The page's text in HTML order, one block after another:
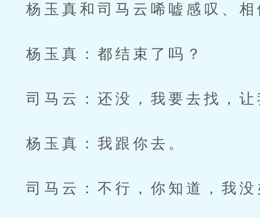
杨玉真和司马云唏嘘感叹、相
杨玉真：都结束了吗？
司马云：还没，我要去找，让
杨玉真：我跟你去。
司马云：不行，你知道，我没